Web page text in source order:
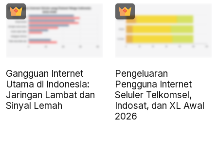
Gangguan Internet
Utama di Indonesia:
Jaringan Lambat dan
Sinyal Lemah
Pengeluaran
Pengguna Internet
Seluler Telkomsel,
Indosat, dan XL Awal
2026